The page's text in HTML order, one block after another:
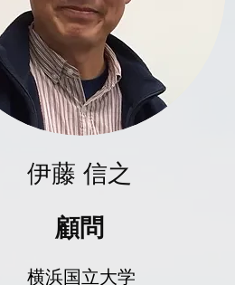
伊藤 信之
顧問
​横浜国立大学